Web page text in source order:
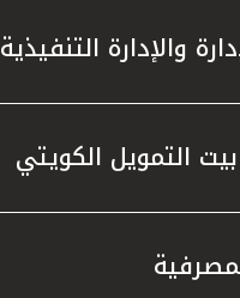
والإدارة التنفيذية
التمويل الكويتي